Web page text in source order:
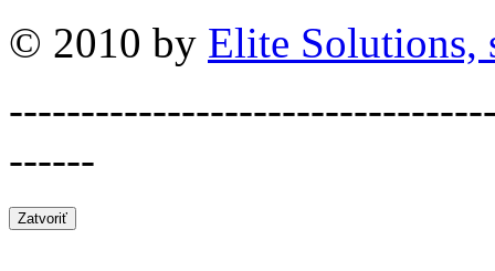
© 2010 by Elite Solutions,
------